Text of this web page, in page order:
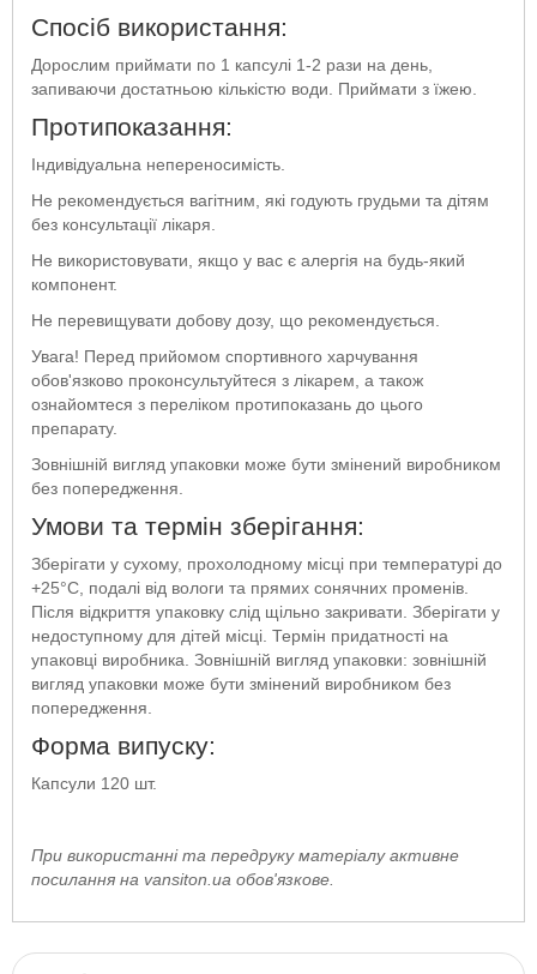
Спосіб використання:
Дорослим приймати по 1 капсулі 1-2 рази на день,
запиваючи достатньою кількістю води. Приймати з їжею.
Протипоказання:
Індивідуальна непереносимість.
Не рекомендується вагітним, які годують грудьми та дітям
без консультації лікаря.
Не використовувати, якщо у вас є алергія на будь-який
компонент.
Не перевищувати добову дозу, що рекомендується.
Увага! Перед прийомом спортивного харчування
обов'язково проконсультуйтеся з лікарем, а також
ознайомтеся з переліком протипоказань до цього
препарату.
Зовнішній вигляд упаковки може бути змінений виробником
без попередження.
Умови та термін зберігання:
Зберігати у сухому, прохолодному місці при температурі до
+25°C, подалі від вологи та прямих сонячних променів.
Після відкриття упаковку слід щільно закривати. Зберігати у
недоступному для дітей місці. Термін придатності на
упаковці виробника. Зовнішній вигляд упаковки: зовнішній
вигляд упаковки може бути змінений виробником без
попередження.
Форма випуску:
Капсули 120 шт.
При використанні та передруку матеріалу активне
посилання на vansiton.ua обов'язкове.